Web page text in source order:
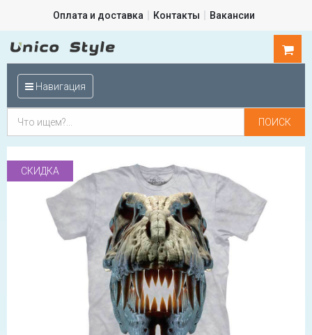
Оплата и доставка Контакты Вакансии
Навигация
СКИДКА